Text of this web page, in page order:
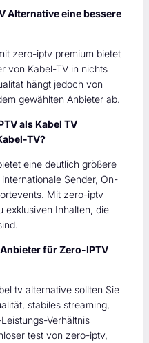
Alternative eine bessere
zero-iptv premium bietet
von Kabel-TV in nichts
hängt jedoch von
gewählten Anbieter ab.
als Kabel TV
TV?
eine deutlich größere
Sender, On-
Mit zero-iptv
exklusiven Inhalten, die
für Zero-IPTV
tv alternative sollten Sie
stabiles streaming,
Verhältnis
test von zero-iptv,